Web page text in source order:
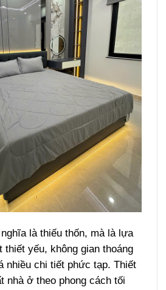
là thiếu thốn, mà là lựa
thiết yếu, không gian thoáng
nhiều chi tiết phức tạp. Thiết
nhà ở theo phong cách tối